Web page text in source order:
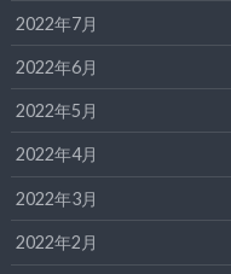
2022年7月
2022年6月
2022年5月
2022年4月
2022年3月
2022年2月